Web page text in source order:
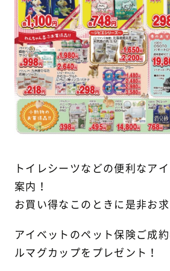
トイレシーツなどの便利なア
案内！
お買い得なこのときに是非お
アイベットのペット保険ご成
ルマグカップをプレゼント！